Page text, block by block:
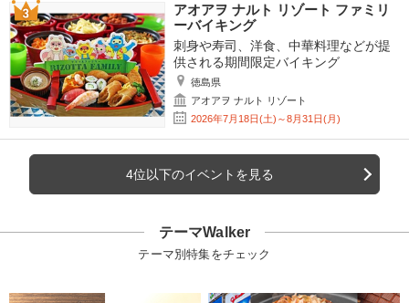
アオアヲ ナルト リゾート ファミリ
ーバイキング
刺身や寿司、洋食、中華料理などが提
供される期間限定バイキング
徳島県
アオアヲ ナルト リゾート
2026年7月18日(土)～8月31日(月)
4位以下のイベントを見る
テーマWalker
テーマ別特集をチェック